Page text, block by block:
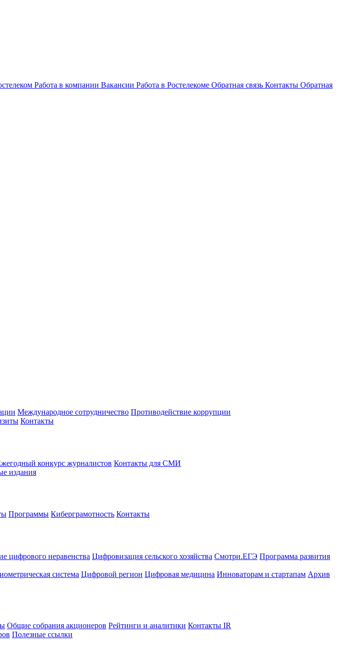
Работа в компании Вакансии Работа в Ростелекоме Обратная связь Контакты Обратная
Международное сотрудничество Противодействие коррупции
Контакты
конкурс журналистов Контакты для СМИ
издания
Программы Киберграмотность Контакты
цифрового неравенства Цифровизация сельского хозяйства Смотри.ЕГЭ Программа развития
система Цифровой регион Цифровая медицина Инноваторам и стартапам Архив
Общие собрания акционеров Рейтинги и аналитики Контакты IR
Полезные ссылки